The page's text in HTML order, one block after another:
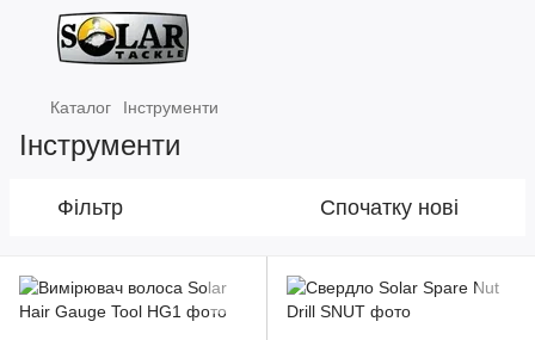
Каталог Інструменти
Інструменти
Фільтр Спочатку нові